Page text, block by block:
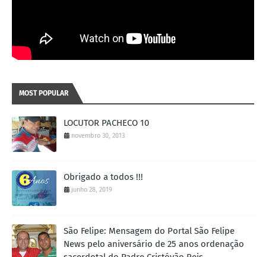
MOST POPULAR
LOCUTOR PACHECO 10
novembro 30, 2013
Obrigado a todos !!!
junho 28, 2019
São Felipe: Mensagem do Portal São Felipe
News pelo aniversário de 25 anos ordenação